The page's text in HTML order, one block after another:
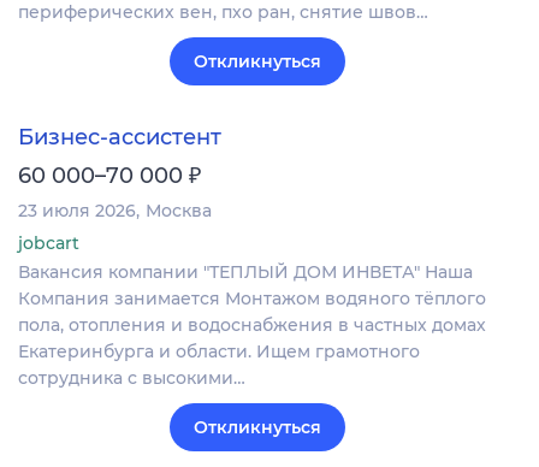
периферических вен, пхо ран, снятие швов…
Откликнуться
Бизнес-ассистент
60 000–70 000 ₽
23 июля 2026 Москва
jobcart
Вакансия компании "ТЕПЛЫЙ ДОМ ИНВЕТА" Наша
Компания занимается Монтажом водяного тёплого
пола, отопления и водоснабжения в частных домах
Екатеринбурга и области. Ищем грамотного
сотрудника с высокими…
Откликнуться